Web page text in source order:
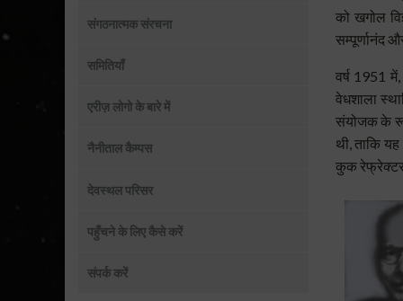
को खगोल
सम्पूर्णानंद
वर्ष 1951
वेधशाला
संयोजक के
थी, ताकि
कुक रेफ्रेक्टर
संगठनात्मक संरचना
समितियाँ
एरीज़ लोगो के बारे में
नैनीताल कैम्पस
देवस्थल परिसर
पहुँचने के लिए कैसे करें
संपर्क करें